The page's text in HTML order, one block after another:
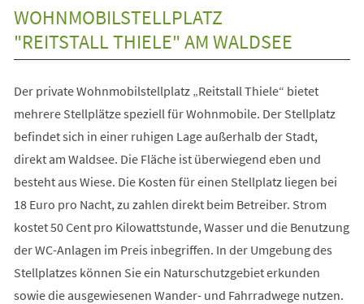
WOHNMOBILSTELLPLATZ
"REITSTALL THIELE" AM WALDSEE
Der private Wohnmobilstellplatz „Reitstall Thiele“ bietet
mehrere Stellplätze speziell für Wohnmobile. Der Stellplatz
befindet sich in einer ruhigen Lage außerhalb der Stadt,
direkt am Waldsee. Die Fläche ist überwiegend eben und
besteht aus Wiese. Die Kosten für einen Stellplatz liegen bei
18 Euro pro Nacht, zu zahlen direkt beim Betreiber. Strom
kostet 50 Cent pro Kilowattstunde, Wasser und die Benutzung
der WC-Anlagen im Preis inbegriffen. In der Umgebung des
Stellplatzes können Sie ein Naturschutzgebiet erkunden
sowie die ausgewiesenen Wander- und Fahrradwege nutzen.